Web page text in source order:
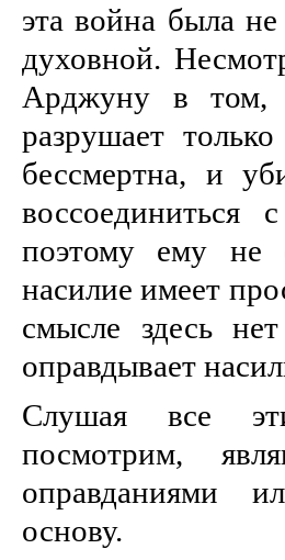
эта война была
духовной.
Арджуну в том,
разрушает
бессмертна, и
воссоединиться
поэтому ему не
насилие имеет
смысле здесь
оправдывает
Слушая все
посмотрим,
оправданиями
основу.